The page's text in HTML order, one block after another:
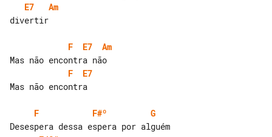
E7
Am
divertir
F E7
Am
F
E7
Mas não encontra
F F#º
G